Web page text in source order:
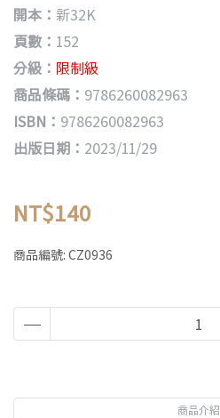
開本： 新32K
頁數： 152
分級： 限制級
商品條碼： 9786260082963
ISBN： 9786260082963
出版日期： 2023/11/29
NT$140
商品編號: CZ0936
商品介紹